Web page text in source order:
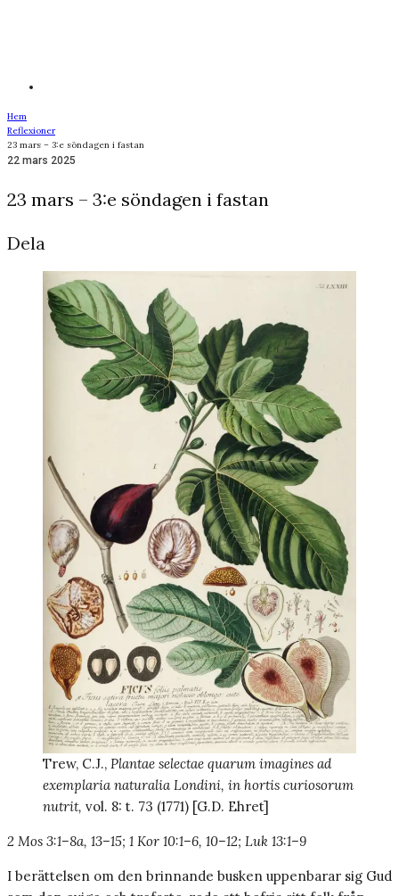
Hem
Reflexioner
23 mars – 3:e söndagen i fastan
22 mars 2025
23 mars – 3:e söndagen i fastan
Dela
Trew, C.J., Plantae selectae quarum imagines ad
exemplaria naturalia Londini, in hortis curiosorum
nutrit, vol. 8: t. 73 (1771) [G.D. Ehret]
2 Mos 3:1–8a, 13–15; 1 Kor 10:1–6, 10–12; Luk 13:1–9
I berättelsen om den brinnande busken uppenbarar sig Gud